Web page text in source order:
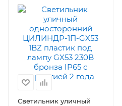
Светильник уличный